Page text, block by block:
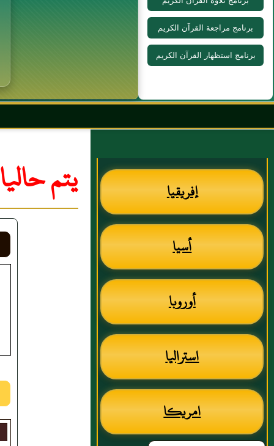
برنامج مراجعة القرآن الكريم
برنامج استظهار القرآن الكريم
بسم
إفريقيا
أسيا
أوروبا
استراليا
امريكا
يتم